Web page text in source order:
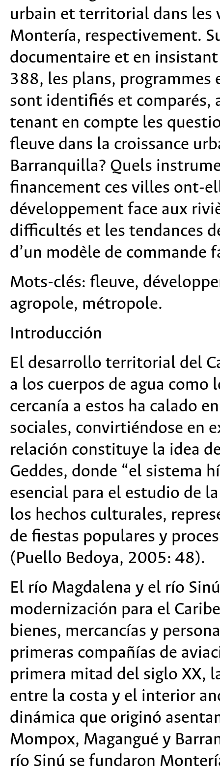
urbain et territorial dans les
Montería, respectivement.
documentaire et en
388, les plans,
sont identifiés et comparés,
tenant en compte les
fleuve dans la croissance
Barranquilla? Quels
financement ces villes ont-
développement face aux
difficultés et les tendances
d’un modèle de commande
Mots-clés: fleuve,
agropole, métropole.
Introducción
El desarrollo territorial del
a los cuerpos de agua como
cercanía a estos ha calado
sociales, convirtiéndose en
relación constituye la idea
Geddes, donde “el sistema
esencial para el estudio de
los hechos culturales,
de fiestas populares y
(Puello Bedoya, 2005: 48).
El río Magdalena y el río
modernización para el
bienes, mercancías y
primeras compañías de
primera mitad del siglo XX,
entre la costa y el interior
dinámica que originó
Mompox, Magangué y
río Sinú se fundaron